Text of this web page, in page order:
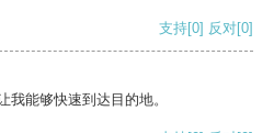
支持[0] 反对[0]
我能够快速到达目的地。